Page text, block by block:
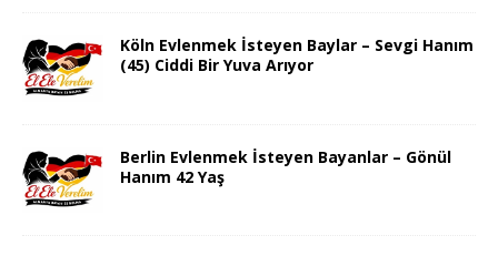
Köln Evlenmek İsteyen Baylar – Sevgi Hanım
(45) Ciddi Bir Yuva Arıyor
Berlin Evlenmek İsteyen Bayanlar – Gönül
Hanım 42 Yaş